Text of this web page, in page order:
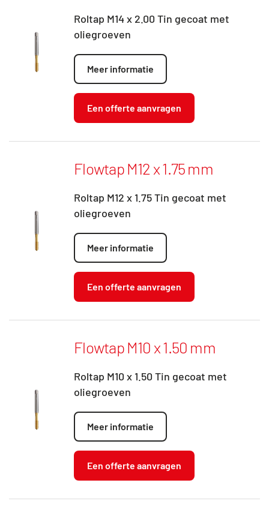
Roltap M14 x 2.00 Tin gecoat met
oliegroeven
Meer informatie
Een offerte aanvragen
Flowtap M12 x 1.75 mm
Roltap M12 x 1.75 Tin gecoat met
oliegroeven
Meer informatie
Een offerte aanvragen
Flowtap M10 x 1.50 mm
Roltap M10 x 1.50 Tin gecoat met
oliegroeven
Meer informatie
Een offerte aanvragen